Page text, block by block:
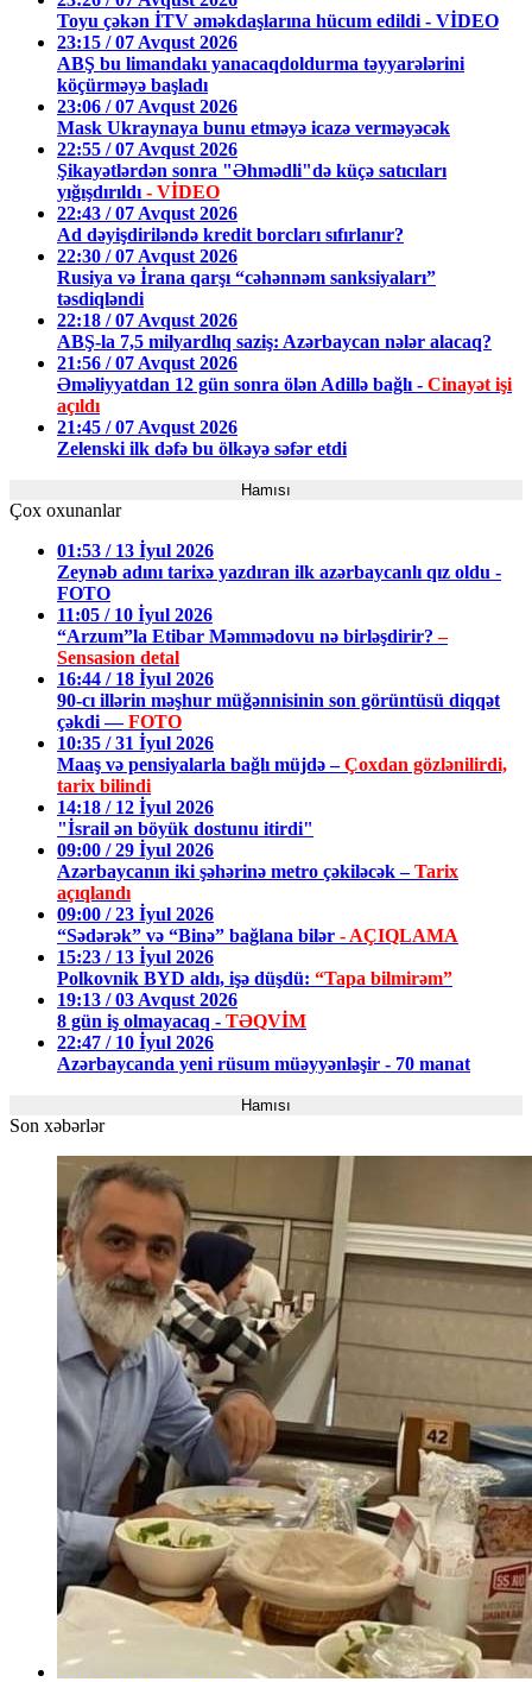
Toyu çəkən İTV əməkdaşlarına hücum edildi - VİDEO
23:15 / 07 Avqust 2026
ABŞ bu limandakı yanacaqdoldurma təyyarələrini
köçürməyə başladı
23:06 / 07 Avqust 2026
Mask Ukraynaya bunu etməyə icazə verməyəcək
22:55 / 07 Avqust 2026
Şikayətlərdən sonra "Əhmədli"də küçə satıcıları
yığışdırıldı - VİDEO
22:43 / 07 Avqust 2026
Ad dəyişdiriləndə kredit borcları sıfırlanır?
22:30 / 07 Avqust 2026
Rusiya və İrana qarşı “cəhənnəm sanksiyaları”
təsdiqləndi
22:18 / 07 Avqust 2026
ABŞ-la 7,5 milyardlıq saziş: Azərbaycan nələr alacaq?
21:56 / 07 Avqust 2026
Əməliyyatdan 12 gün sonra ölən Adillə bağlı - Cinayət işi
açıldı
21:45 / 07 Avqust 2026
Zelenski ilk dəfə bu ölkəyə səfər etdi
Hamısı
Çox oxunanlar
01:53 / 13 İyul 2026
Zeynəb adını tarixə yazdıran ilk azərbaycanlı qız oldu -
FOTO
11:05 / 10 İyul 2026
“Arzum”la Etibar Məmmədovu nə birləşdirir?–
Sensasion detal
16:44 / 18 İyul 2026
90-cı illərin məşhur müğənnisinin son görüntüsü diqqət
çəkdi —FOTO
10:35 / 31 İyul 2026
Maaş və pensiyalarla bağlı müjdə –Çoxdan gözlənilirdi,
tarix bilindi
14:18 / 12 İyul 2026
"İsrail ən böyük dostunu itirdi"
09:00 / 29 İyul 2026
Azərbaycanın iki şəhərinə metro çəkiləcək –Tarix
açıqlandı
09:00 / 23 İyul 2026
“Sədərək” və “Binə” bağlana bilər - AÇIQLAMA
15:23 / 13 İyul 2026
Polkovnik BYD aldı, işə düşdü: “Tapa bilmirəm”
19:13 / 03 Avqust 2026
8 gün iş olmayacaq - TƏQVİM
22:47 / 10 İyul 2026
Azərbaycanda yeni rüsum müəyyənləşir - 70 manat
Hamısı
Son xəbərlər